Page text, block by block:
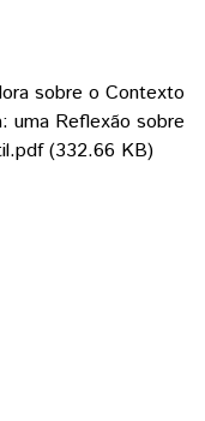
sobre o Contexto
uma Reflexão sobre
(332.66 KB)